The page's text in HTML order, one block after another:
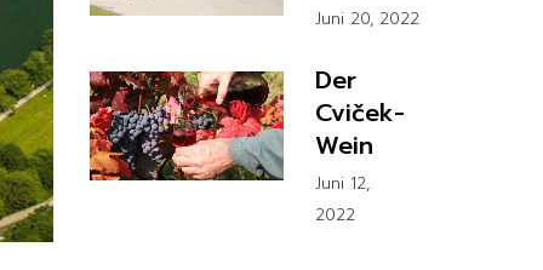
Juni 20, 2022
Der
Cviček-
Wein
Juni 12,
2022